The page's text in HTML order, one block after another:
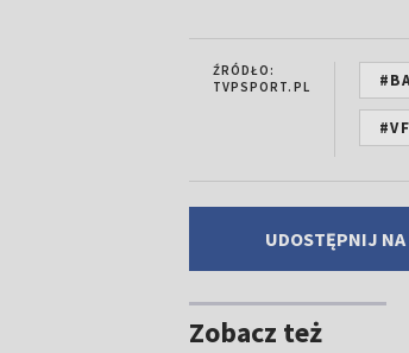
ŹRÓDŁO:
TVPSPORT.PL
UDOSTĘPNIJ NA
Zobacz też